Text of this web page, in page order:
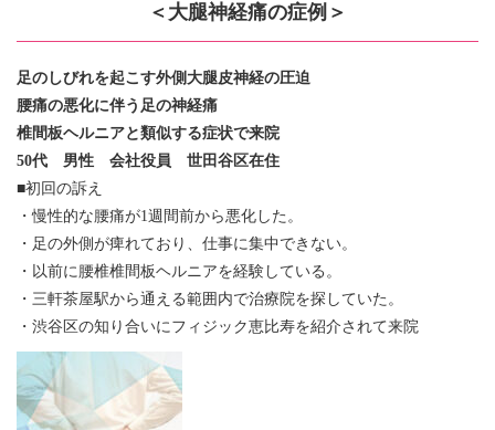
＜大腿神経痛の症例＞
足のしびれを起こす外側大腿皮神経の圧迫
腰痛の悪化に伴う足の神経痛
椎間板ヘルニアと類似する症状で来院
50代 男性 会社役員 世田谷区在住
■初回の訴え
・慢性的な腰痛が1週間前から悪化した。
・足の外側が痺れており、仕事に集中できない。
・以前に腰椎椎間板ヘルニアを経験している。
・三軒茶屋駅から通える範囲内で治療院を探していた。
・渋谷区の知り合いにフィジック恵比寿を紹介されて来院